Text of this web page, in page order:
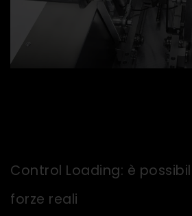
Control Loading: è
forze reali